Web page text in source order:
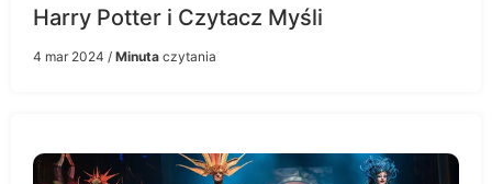
Harry Potter i Czytacz Myśli
4 mar 2024 / Minuta czytania